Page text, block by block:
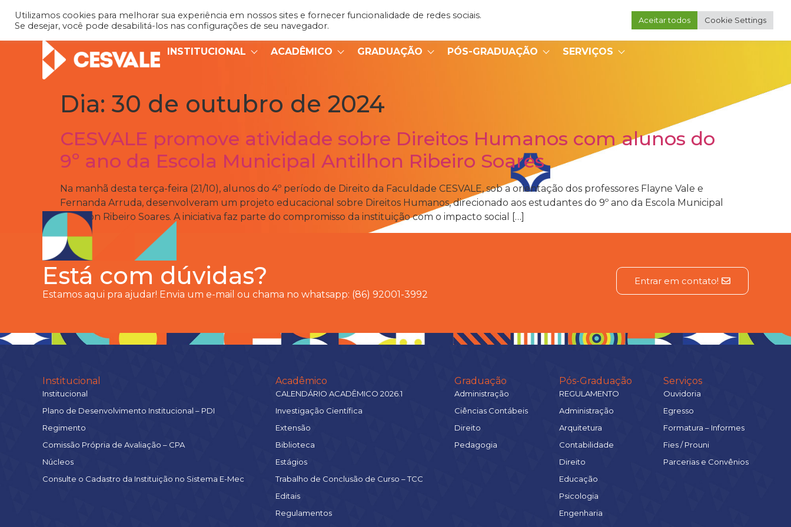
Portal do Coordenador
INSTITUCIONAL ACADÊMICO GRADUAÇÃO PÓS-GRADUAÇÃO SERVIÇOS
Dia: 30 de outubro de 2024
CESVALE promove atividade sobre Direitos Humanos com alunos do
9º ano da Escola Municipal Antilhon Ribeiro Soares
Na manhã desta terça-feira (21/10), alunos do 4º período de Direito da Faculdade CESVALE, sob a orientação dos professores Flayne Vale e
Fernanda Arruda, desenvolveram um projeto educacional sobre Direitos Humanos, direcionado aos estudantes do 9º ano da Escola Municipal
Antilhon Ribeiro Soares. A iniciativa faz parte do compromisso da instituição com o impacto social […]
Está com dúvidas?
Estamos aqui pra ajudar! Envia um e-mail ou chama no whatsapp: (86) 92001-3992
Entrar em contato!
Institucional
Institucional
Plano de Desenvolvimento Institucional – PDI
Regimento
Comissão Própria de Avaliação – CPA
Núcleos
Consulte o Cadastro da Instituição no Sistema E-Mec
Acadêmico
CALENDÁRIO ACADÊMICO 2026.1
Investigação Científica
Extensão
Biblioteca
Estágios
Trabalho de Conclusão de Curso – TCC
Editais
Regulamentos
Graduação
Administração
Ciências Contábeis
Direito
Pedagogia
Pós-Graduação
REGULAMENTO
Administração
Arquitetura
Contabilidade
Direito
Educação
Psicologia
Engenharia
Serviços
Ouvidoria
Egresso
Formatura – Informes
Fies / Prouni
Parcerias e Convênios
Utilizamos cookies para melhorar sua experiência em nossos sites e fornecer funcionalidade de redes sociais.
Se desejar, você pode desabilitá-los nas configurações de seu navegador.
Aceitar todos Cookie Settings